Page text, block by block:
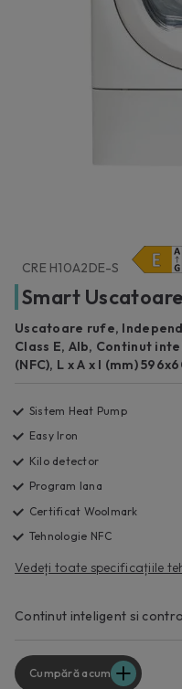
CRE H10A2DE-S
Smart
Uscatoare rufe,
Class E, Alb, Continut
(NFC), L x A x I (mm)
Sistem Heat Pump
Easy Iron
Kilo detector
Program lana
Certificat Woolmark
Tehnologie NFC
Vedeți toate specificațiile
Continut inteligent si
Cumpără acum